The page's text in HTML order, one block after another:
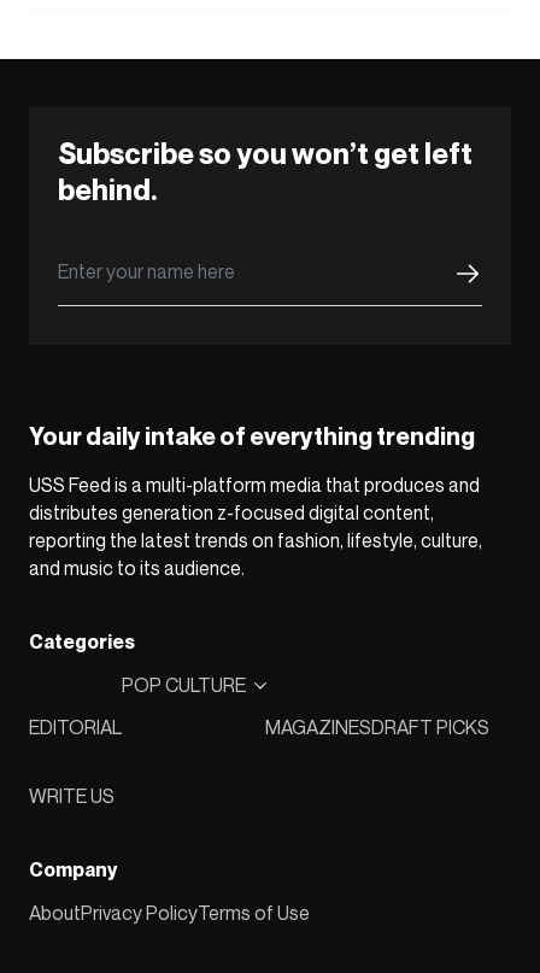
Subscribe so you won’t get left
behind.
Your daily intake of everything trending
USS Feed is a multi-platform media that produces and
distributes generation z-focused digital content,
reporting the latest trends on fashion, lifestyle, culture,
and music to its audience.
Categories
EDITORIAL
POP CULTURE
MAGAZINESDRAFT PICKS
WRITE US
Company
AboutPrivacy PolicyTerms of Use